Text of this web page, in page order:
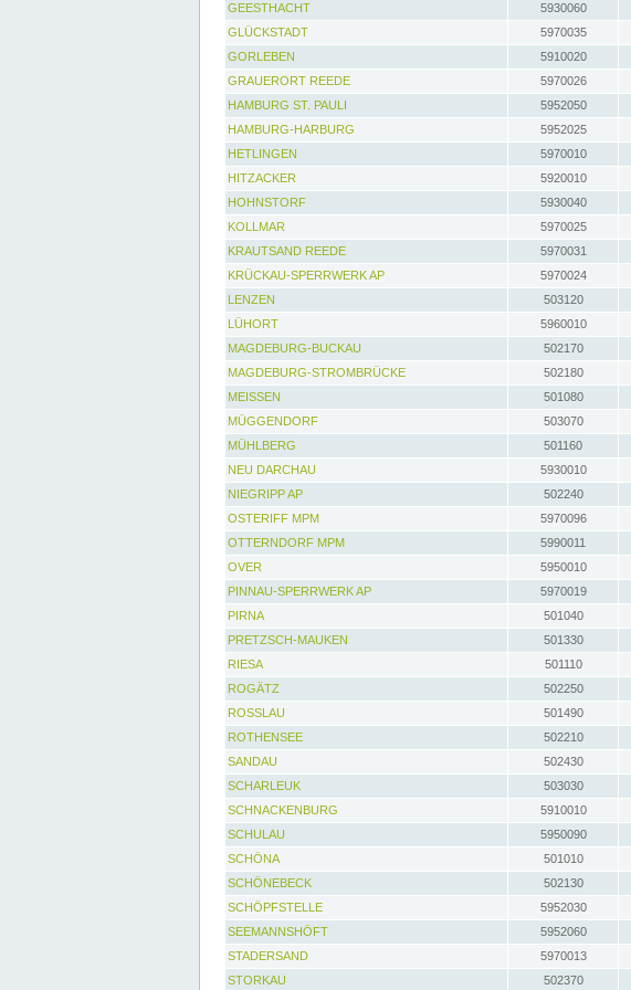
GEESTHACHT 5930060
GLÜCKSTADT
5970035
GORLEBEN
5910020
GRAUERORT REEDE
5970026
HAMBURG ST. PAULI
5952050
HAMBURG-HARBURG
5952025
HETLINGEN
5970010
HITZACKER
5920010
HOHNSTORF
5930040
KOLLMAR
5970025
KRAUTSAND REEDE
5970031
KRÜCKAU-SPERRWERK AP
5970024
LENZEN
503120
LÜHORT
5960010
MAGDEBURG-BUCKAU
502170
MAGDEBURG-STROMBRÜCKE
502180
MEISSEN
501080
MÜGGENDORF
503070
MÜHLBERG
501160
NEU DARCHAU
5930010
NIEGRIPP AP
502240
OSTERIFF MPM
5970096
OTTERNDORF MPM
5990011
OVER
5950010
PINNAU-SPERRWERK AP
5970019
PIRNA
501040
PRETZSCH-MAUKEN
501330
RIESA
501110
ROGÄTZ
502250
ROSSLAU
501490
ROTHENSEE
502210
SANDAU
502430
SCHARLEUK
503030
SCHNACKENBURG
5910010
SCHULAU
5950090
SCHÖNA
501010
SCHÖNEBECK
502130
SCHÖPFSTELLE
5952030
SEEMANNSHÖFT
5952060
STADERSAND
5970013
STORKAU
502370